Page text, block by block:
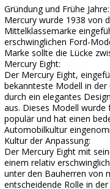
Gründung und Frühe Jahre:
Mercury wurde 1938 von
Mittelklassemarke
erschwinglichen Ford-
Marke sollte die Lücke
Mercury Eight:
Der Mercury Eight,
bekannteste Modell in der
durch ein elegantes
aus. Dieses Modell wurde
populär und hat einen
Automobilkultur
Kultur der Anpassung:
Der Mercury Eight mit
einem relativ
unter den Bauherren von
entscheidende Rolle in